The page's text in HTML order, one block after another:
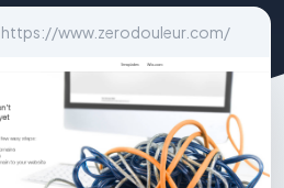
https://www.zerodouleur.com/